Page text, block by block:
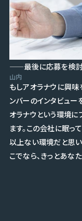
——最後に応募を検討
山内
もしアオラナウに興
ンバーのインタビュー
オラナウという環境に
ます。この会社に眠っ
以上ない環境だと思い
こでなら、きっとあな